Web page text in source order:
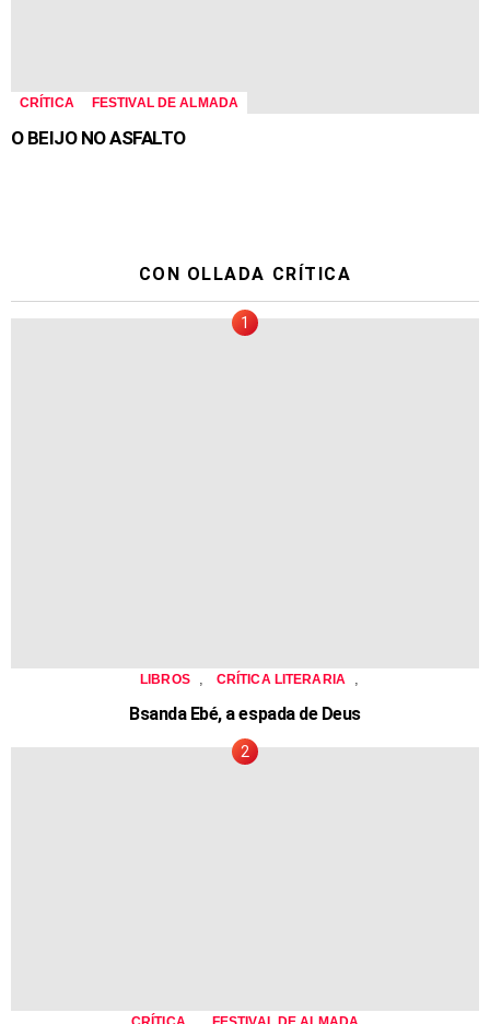
CRÍTICA FESTIVAL DE ALMADA
O BEIJO NO ASFALTO
CON OLLADA CRÍTICA
LIBROS CRÍTICA LITERARIA
Bsanda Ebé, a espada de Deus